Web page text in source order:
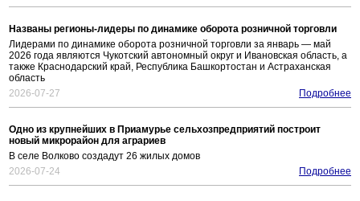
Названы регионы-лидеры по динамике оборота розничной торговли
Лидерами по динамике оборота розничной торговли за январь — май
2026 года являются Чукотский автономный округ и Ивановская область, а
также Краснодарский край, Республика Башкортостан и Астраханская
область
2026-07-27
Подробнее
Одно из крупнейших в Приамурье сельхозпредприятий построит
новый микрорайон для аграриев
В селе Волково создадут 26 жилых домов
2026-07-24
Подробнее